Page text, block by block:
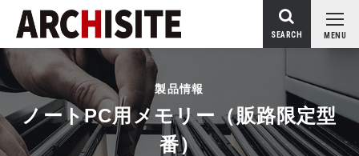
MENU
SEARCH
製品情報
ノートPC用メモリー（販路限定型
番）